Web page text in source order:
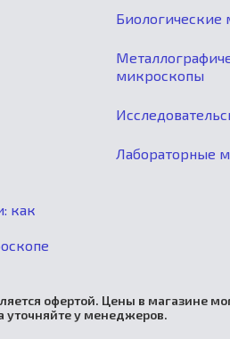
как
Биологические
микроскопы
Лабораторные
офертой. Цены в магазине
уточняйте у менеджеров.